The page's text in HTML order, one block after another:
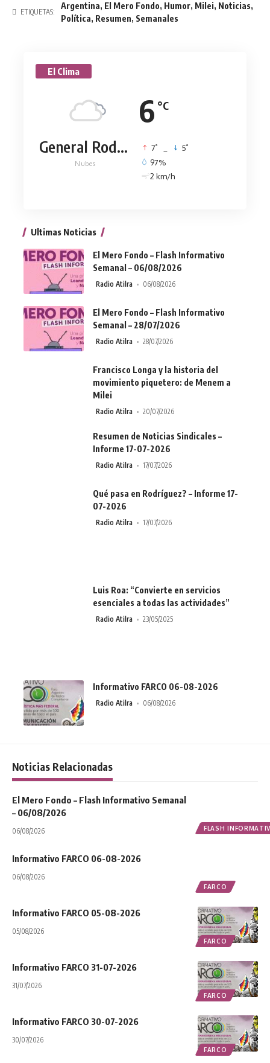
ETIQUETAS:
Argentina, El Mero Fondo, Humor, Milei, Noticias,
Política, Resumen, Semanales
El Clima
6 °C
General Rodríguez
Nubes
7° 5°
97%
2 km/h
Ultimas Noticias
El Mero Fondo – Flash Informativo
Semanal – 06/08/2026
Radio Atilra 06/08/2026
El Mero Fondo – Flash Informativo
Semanal – 28/07/2026
Radio Atilra 28/07/2026
Francisco Longa y la historia del
movimiento piquetero: de Menem a
Milei
Radio Atilra 20/07/2026
Resumen de Noticias Sindicales –
Informe 17-07-2026
Radio Atilra 17/07/2026
Qué pasa en Rodríguez? – Informe 17-
07-2026
Radio Atilra 17/07/2026
Luis Roa: “Convierte en servicios
esenciales a todas las actividades”
Radio Atilra 23/05/2025
Informativo FARCO 06-08-2026
Radio Atilra 06/08/2026
Noticias Relacionadas
FLASH
El Mero Fondo – Flash Informativo Semanal
– 06/08/2026
06/08/2026
FARCO
Informativo FARCO 06-08-2026
06/08/2026
FARCO
Informativo FARCO 05-08-2026
05/08/2026
FARCO
Informativo FARCO 31-07-2026
31/07/2026
FARCO
Informativo FARCO 30-07-2026
30/07/2026